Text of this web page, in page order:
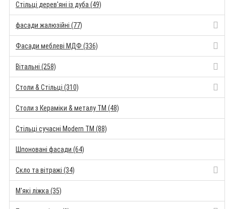
Стільці дерев'яні із дуба (49)
фасади жалюзійні (77)
Фасади меблеві МДФ (336)
Вітальні (258)
Столи & Стільці (310)
Столи з Кераміки & металу TM (48)
Стільці сучасні Modern TM (88)
Шпоновані фасади (64)
Скло та вітражі (34)
М'які ліжка (35)